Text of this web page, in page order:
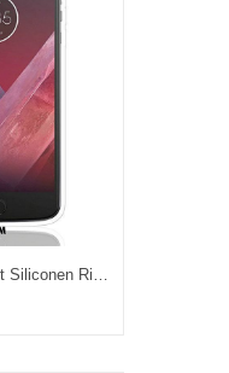
Moto Z3 Play Hoesje Zwart Siliconen Ring, Moto Z3 Play Hoesje Ondersteuning Mobiele Telefoon